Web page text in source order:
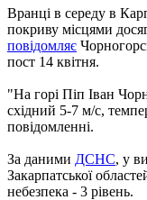
Вранці в середу в
покриву місцями
повідомляє
пост 14 квітня.
"На горі Піп Іван
східний 5-7 м/с,
повідомленні.
За даними ДСНС, у
Закарпатської
небезпека - 3 рівень.